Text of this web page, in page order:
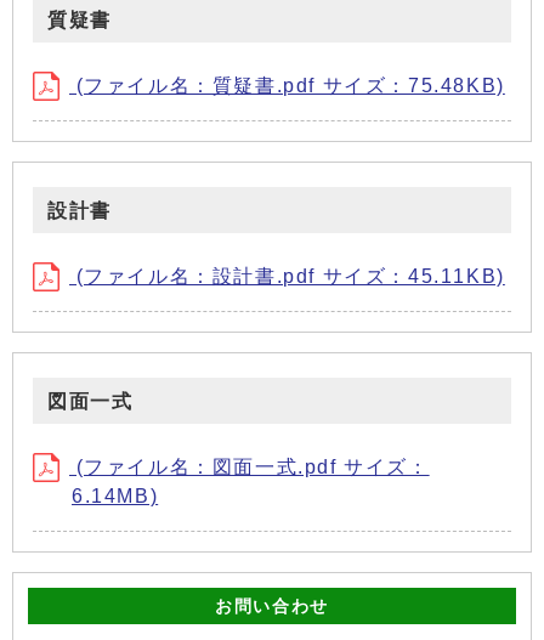
質疑書
(ファイル名：質疑書.pdf サイズ：75.48KB)
設計書
(ファイル名：設計書.pdf サイズ：45.11KB)
図面一式
(ファイル名：図面一式.pdf サイズ：
6.14MB)
お問い合わせ